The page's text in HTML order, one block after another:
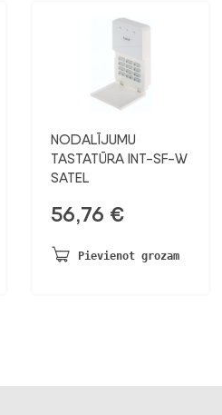
NODALĪJUMU
TASTATŪRA INT-SF-W
SATEL
56,76 €
Pievienot grozam